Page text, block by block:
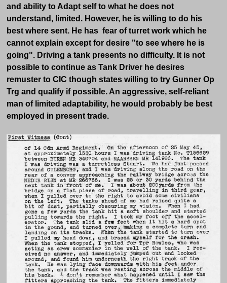
and ability to Adapt self to what he does not
understand, limited. However, he is willing to do his
best where sent. He has fear of turret work which he
cannot explain except for desire "to see where he is
going". Driving a tank presents no difficulty. It is not
possible to continue as Tank Driver he desires
remuster to CIC though states willing to try Gunner Op
Trg and qualify if possible. An aggressive, self-reliant
man of limited adaptability, he would probably be best
employed in present trade.